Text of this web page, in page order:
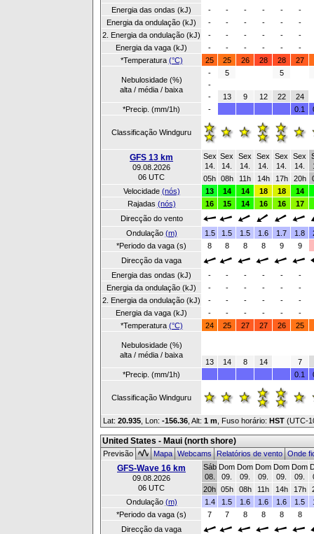
Energia das ondas (kJ)
- - - - -
-
Energia da ondulação (kJ)
- - - - -
-
2. Energia da ondulação (kJ)
- - - - -
-
Energia da vaga (kJ)
- - - - -
-
*Temperatura (°C) 25 25 26 28 28 27
Nebulosidade (%)
alta / média / baixa
-
-
-
5
13 9 12
5
22
24
*Precip. (mm/1h)
- 0.1
Classificação Windguru
GFS 13 km
09.08.2026
06 UTC
Sex
14.
Sex
14.
Sex
14.
Sex
14.
Sex
14.
Sex
14.
05h 08h 11h 14h 17h 20h
Velocidade (nós) 13 14 14 18 18 14
Rajadas (nós) 16 15 14 16 16 17
Direcção do vento
Ondulação (m) 1.5 1.5 1.5 1.6 1.7 1.8
*Periodo da vaga (s)
8 8 8 8 9 9
Direcção da vaga
Energia das ondas (kJ)
- - - - -
-
Energia da ondulação (kJ)
- - - - -
-
2. Energia da ondulação (kJ)
- - - - -
-
Energia da vaga (kJ)
- - - - -
-
*Temperatura (°C) 24 25 27 27 26 25
Nebulosidade (%)
alta / média / baixa
13
14 8 14 7
*Precip. (mm/1h)
0.1
Classificação Windguru
Lat: 20.935 , Lon: -156.36 Alt: 1 m , Fuso horário: HST (UTC-
United States - Maui (north shore)
Previsão MapaWebcamsRelatórios de ventoOnde
GFS-Wave 16 km
09.08.2026
06 UTC
Sáb
08.
Dom
09.
Dom
09.
Dom
09.
Dom
09.
Dom
09.
20h 05h 08h 11h 14h 17h
Ondulação (m) 1.4 1.5 1.6 1.6 1.6 1.5
*Periodo da vaga (s)
7 7 8 8 8
8
Direcção da vaga